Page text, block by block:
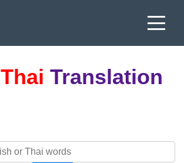
Thai Translation